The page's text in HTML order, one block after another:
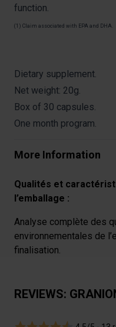
function.
(1) Claim associated with EPA and DHA.
Dietary supplement.
Net weight: 20g.
Box of 30 capsules.
One month program.
More Information
Qualités et
l’emballage :
Analyse complète des
environnementales de
finalisation.
REVIEWS: